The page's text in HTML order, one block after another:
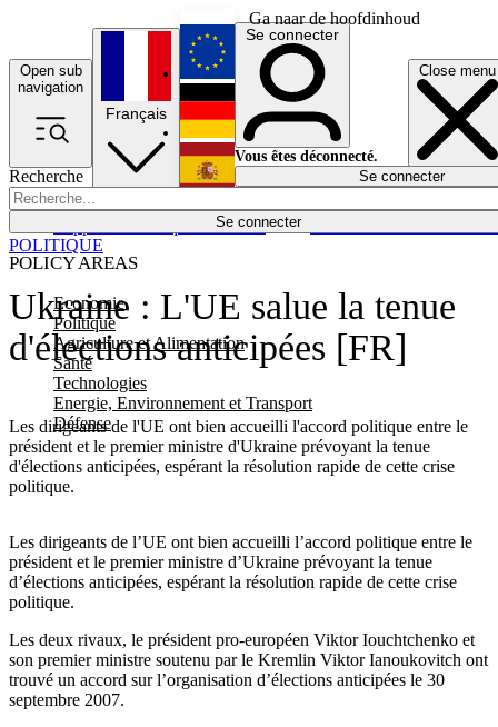
Ga naar de hoofdinhoud
Open sub
navigation
Close menu
Recherche
Se connecter
POLICY AREAS
Economie
Politique
Agriculture et Alimentation
Santé
Technologies
Energie, Environnement et Transport
Défense
Économie
Français
English
Deutsch
Español
Se connecter
Vous êtes déconnecté.
Se connecter
Ukraine : L'UE salue la tenue
d'élections anticipées [FR]
Les dirigeants de l'UE ont bien accueilli l'accord politique entre le
président et le premier ministre d'Ukraine prévoyant la tenue
d'élections anticipées, espérant la résolution rapide de cette crise
politique.
POLITIQUE
Les dirigeants de l’UE ont bien accueilli l’accord politique entre le
président et le premier ministre d’Ukraine prévoyant la tenue
d’élections anticipées, espérant la résolution rapide de cette crise
politique.
Les deux rivaux, le président pro-européen Viktor Iouchtchenko et
son premier ministre soutenu par le Kremlin Viktor Ianoukovitch ont
trouvé un accord sur l’organisation d’élections anticipées le 30
septembre 2007.